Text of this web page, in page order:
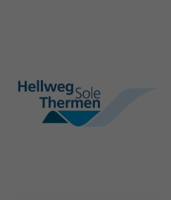
hellweg-sole-
thermen.de